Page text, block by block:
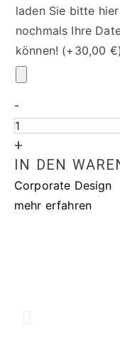
laden Sie bitte
nochmals Ihre
können! (+ 30,00 €)
-
6203
Menge
+
IN DEN
Corporate Design
mehr erfahren